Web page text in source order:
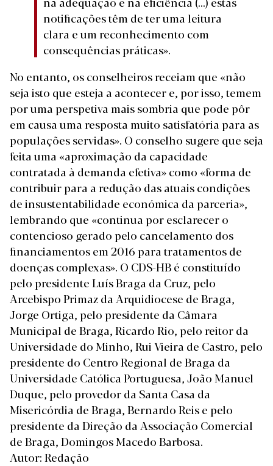
notificações têm de ter uma leitura
clara e um reconhecimento com
consequências práticas».
No entanto, os conselheiros receiam que «não
seja isto que esteja a acontecer e, por isso, temem
por uma perspetiva mais sombria que pode pôr
em causa uma resposta muito satisfatória para as
populações servidas». O conselho sugere que seja
feita uma «aproximação da capacidade
contratada à demanda efetiva» como «forma de
contribuir para a redução das atuais condições
de insustentabilidade económica da parceria»,
lembrando que «continua por esclarecer o
contencioso gerado pelo cancelamento dos
financiamentos em 2016 para tratamentos de
doenças complexas». O CDS-HB é constituído
pelo presidente Luís Braga da Cruz, pelo
Arcebispo Primaz da Arquidiocese de Braga,
Jorge Ortiga, pelo presidente da Câmara
Municipal de Braga, Ricardo Rio, pelo reitor da
Universidade do Minho, Rui Vieira de Castro, pelo
presidente do Centro Regional de Braga da
Universidade Católica Portuguesa, João Manuel
Duque, pelo provedor da Santa Casa da
Misericórdia de Braga, Bernardo Reis e pelo
presidente da Direção da Associação Comercial
de Braga, Domingos Macedo Barbosa.
Autor: Redação